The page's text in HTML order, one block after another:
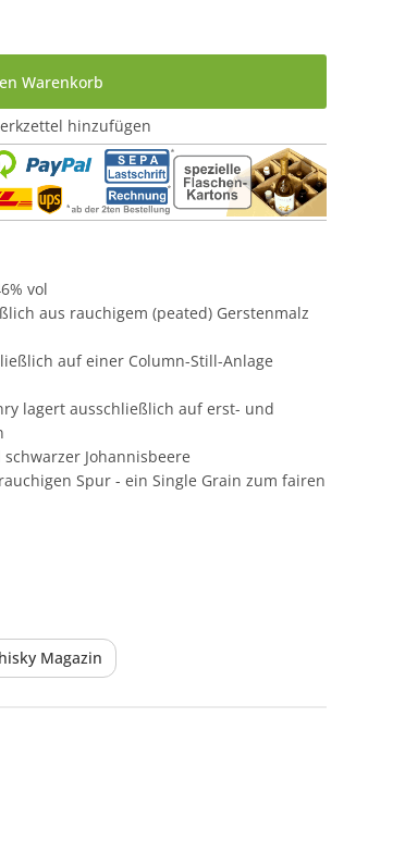
gewünschten Wert ein
Warenkorb
hinzufügen
vol
aus rauchigem (peated) Gerstenmalz
auf einer Column-Still-Anlage
lagert ausschließlich auf erst- und
Johannisbeere
Spur - ein Single Grain zum fairen
Magazin